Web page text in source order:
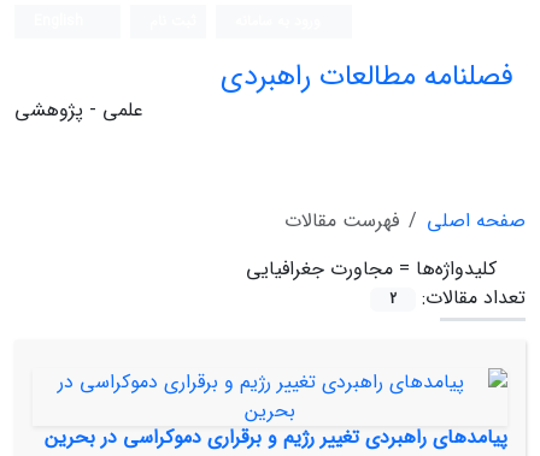
فصلنامه مطالعات راهبردی
علمی - پژوهشی
صفحه اصلی
فهرست مقالات
کلیدواژه‌ها = مجاورت جغرافیایی
تعداد مقالات:
2
پیامدهای راهبردی تغییر رژیم و برقراری دموکراسی در بحرین